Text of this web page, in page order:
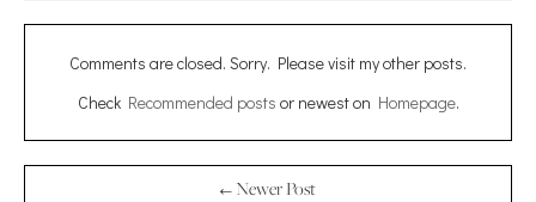
Comments are closed. Sorry. Please visit my other posts.
Check Recommended posts or newest on Homepage.
← Newer Post